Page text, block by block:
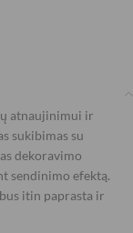
atnaujinimui ir
sukibimas su
dekoravimo
sendinimo efektą.
itin paprasta ir